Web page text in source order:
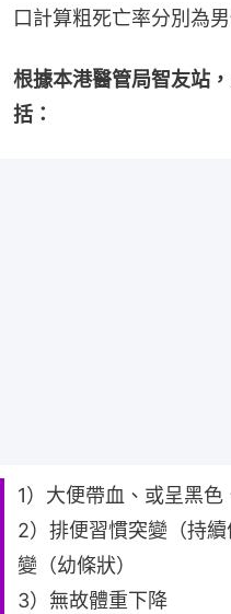
口計算粗死亡率分別為
根據本港醫管局智友站
括：
1）大便帶血、或呈黑
2）排便習慣突變（持
變（幼條狀）
3）無故體重下降